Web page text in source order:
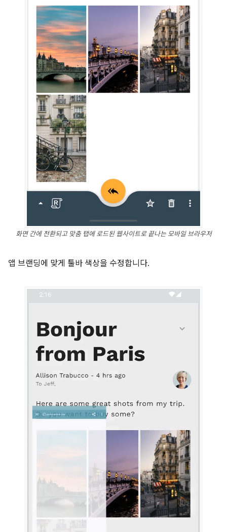
화면 간에 전환되고 맞춤 탭에 로드된 웹사이트로 끝나는 모바일 브라우저
앱 브랜딩에 맞게 툴바 색상을 수정합니다.